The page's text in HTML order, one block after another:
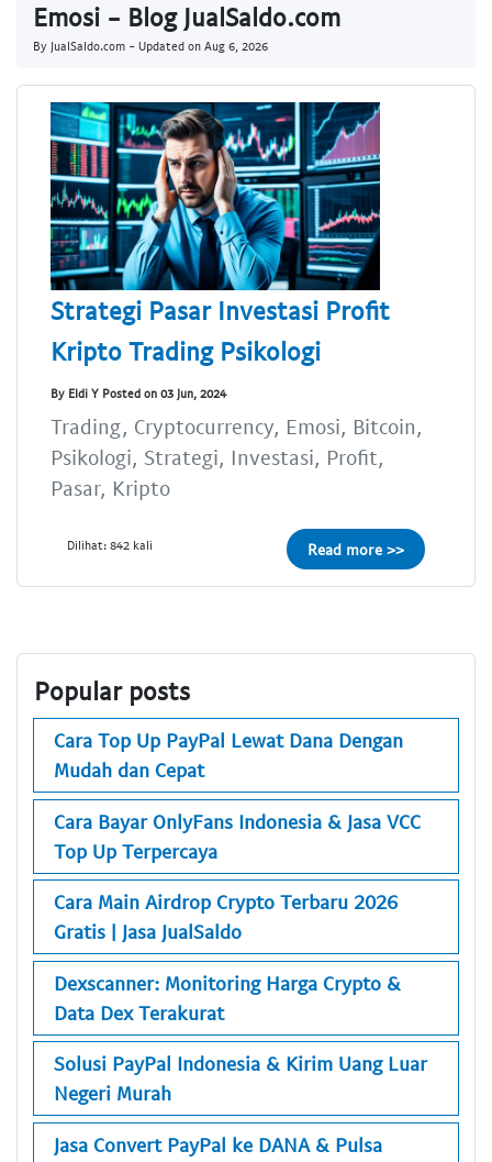
Emosi - Blog JualSaldo.com
By JualSaldo.com - Updated on Aug 6, 2026
Strategi Pasar Investasi Profit
Kripto Trading Psikologi
By Eldi Y Posted on 03 Jun, 2024
Trading, Cryptocurrency, Emosi, Bitcoin,
Psikologi, Strategi, Investasi, Profit,
Pasar, Kripto
Dilihat: 842 kali Read more >>
Popular posts
Cara Top Up PayPal Lewat Dana Dengan
Mudah dan Cepat
Cara Bayar OnlyFans Indonesia & Jasa VCC
Top Up Terpercaya
Cara Main Airdrop Crypto Terbaru 2026
Gratis | Jasa JualSaldo
Dexscanner: Monitoring Harga Crypto &
Data Dex Terakurat
Solusi PayPal Indonesia & Kirim Uang Luar
Negeri Murah
Jasa Convert PayPal ke DANA & Pulsa